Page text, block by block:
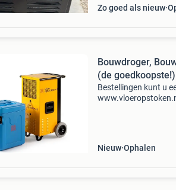
Zo goed als nieuw
Bouwdroger,
(de goedkoopste!)
Bestellingen kunt u
Nieuw Ophalen